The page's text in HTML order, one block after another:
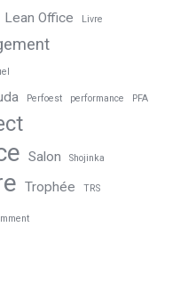
Lean Office Livre
Perfoest performance PFA
Salon Shojinka
Trophée TRS